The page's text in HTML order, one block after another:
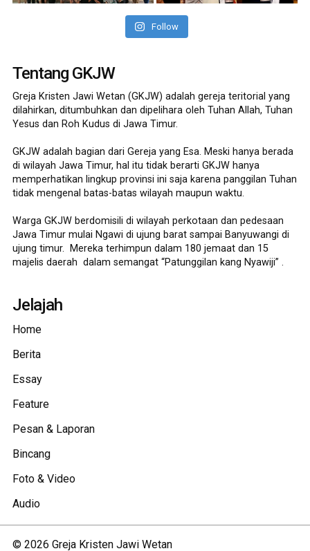
Follow
Tentang GKJW
Greja Kristen Jawi Wetan (GKJW) adalah gereja teritorial yang
dilahirkan, ditumbuhkan dan dipelihara oleh Tuhan Allah, Tuhan
Yesus dan Roh Kudus di Jawa Timur.
GKJW adalah bagian dari Gereja yang Esa. Meski hanya berada
di wilayah Jawa Timur, hal itu tidak berarti GKJW hanya
memperhatikan lingkup provinsi ini saja karena panggilan Tuhan
tidak mengenal batas-batas wilayah maupun waktu.
Warga GKJW berdomisili di wilayah perkotaan dan pedesaan
Jawa Timur mulai Ngawi di ujung barat sampai Banyuwangi di
ujung timur. Mereka terhimpun dalam 180 jemaat dan 15
majelis daerah dalam semangat “Patunggilan kang Nyawiji” .
Jelajah
Home
Berita
Essay
Feature
Pesan & Laporan
Bincang
Foto & Video
Audio
© 2026 Greja Kristen Jawi Wetan